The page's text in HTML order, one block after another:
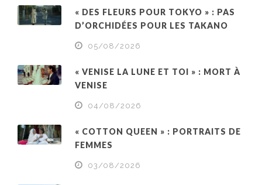
« DES FLEURS POUR TOKYO » : PAS
D’ORCHIDÉES POUR LES TAKANO
05/08/2026
« VENISE LA LUNE ET TOI » : MORT À
VENISE
04/08/2026
« COTTON QUEEN » : PORTRAITS DE
FEMMES
03/08/2026